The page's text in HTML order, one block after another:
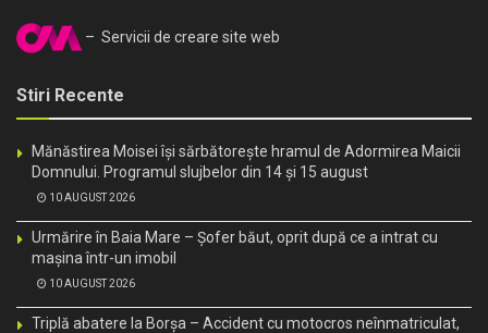
– Servicii de creare site web
Stiri Recente
Mănăstirea Moisei își sărbătorește hramul de Adormirea Maicii
Domnului. Programul slujbelor din 14 și 15 august
10 AUGUST 2026
Urmărire în Baia Mare – Șofer băut, oprit după ce a intrat cu
mașina într-un imobil
10 AUGUST 2026
Triplă abatere la Borșa – Accident cu motocros neînmatriculat,